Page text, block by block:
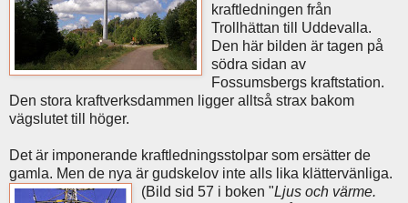
kraftledningen från
Trollhättan till Uddevalla.
Den här bilden är tagen på
södra sidan av
Fossumsbergs kraftstation.
Den stora kraftverksdammen ligger alltså strax bakom
vägslutet till höger.
Det är imponerande kraftledningsstolpar som ersätter de
gamla. Men de nya är gudskelov inte alls lika klättervänliga.
(Bild sid 57 i boken "Ljus och värme.